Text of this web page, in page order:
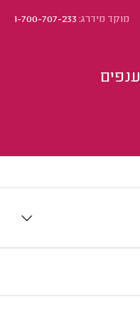
מוקד מידרג:1-700-707-233
ענפים